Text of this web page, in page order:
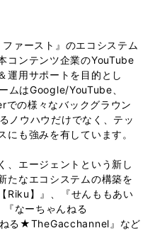
ァースト』のエコシステム
コンテンツ企業のYouTube
運用サポートを目的とし
ムはGoogle/YouTube、
の様々なバックグラウン
ノウハウだけでなく、テッ
にも強みを有しています。
、エージェントという新し
たなエコシステムの構築を
Riku】』、『せんももあい
なーちゃんねる
る★TheGacchannel』など